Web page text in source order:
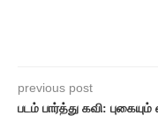
previous post
படம் பார்த்து கவி: புகையும்